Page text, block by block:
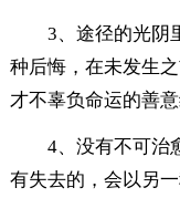
3、途径的光阴里
种后悔，在未发生
才不辜负命运的善
4、没有不可治愈
有失去的，会以另